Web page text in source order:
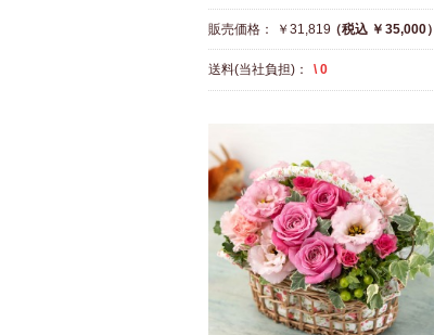
販売価格： ￥31,819（税込 ￥35,000）
送料(当社負担)： \ 0